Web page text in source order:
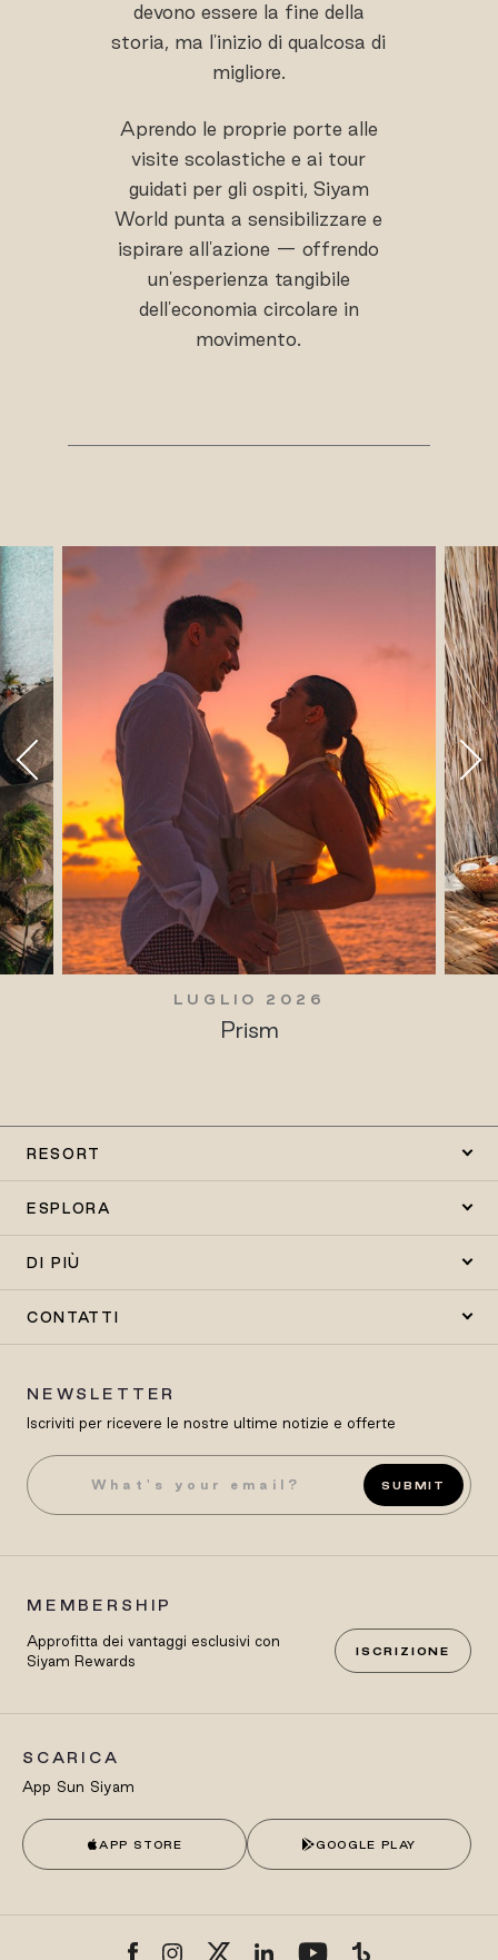
devono essere la fine della
storia, ma l'inizio di qualcosa di
migliore.
Aprendo le proprie porte alle
visite scolastiche e ai tour
guidati per gli ospiti, Siyam
World punta a sensibilizzare e
ispirare all'azione — offrendo
un'esperienza tangibile
dell'economia circolare in
movimento.
LUGLIO 2026
Prism
RESORT
ESPLORA
DI PIÙ
CONTATTI
NEWSLETTER
Iscriviti per ricevere le nostre ultime notizie e offerte
SUBMIT
MEMBERSHIP
Approfitta dei vantaggi esclusivi con
Siyam Rewards
ISCRIZIONE
SCARICA
App Sun Siyam
APP STORE GOOGLE PLAY